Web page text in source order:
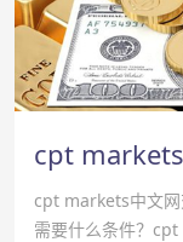
cpt markets中文
需要什么条件？‌‌